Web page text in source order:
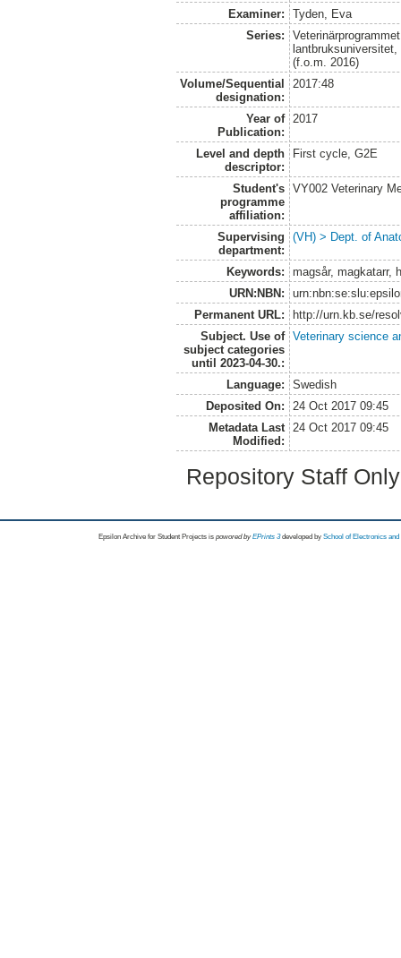
Examiner:
Tyden, Eva
Series:
(f.o.m. 2016)
Volume/Sequential
designation:
2017:48
Year of
Publication:
2017
Level and depth
descriptor:
First cycle, G2E
Student's
programme
affiliation:
VY002 Veterinary
Supervising
department:
(VH) > Dept. of
Keywords:
magsår, magkatarr,
URN:NBN:
Permanent URL:
http://urn.kb.se/
Subject. Use of
subject categories
until 2023-04-30.:
Veterinary science
Language:
Swedish
Deposited On:
24 Oct 2017 09:45
Metadata Last
Modified:
24 Oct 2017 09:45
Repository Staff
Epsilon Archive for Student Projects is powored byEPrints 3 developed by School of Electronics